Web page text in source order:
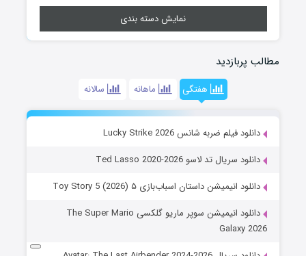
نمایش دسته بندی
مطالب پربازدید
هفتگی ماهانه سالانه
دانلود فیلم ضربه شانس Lucky Strike 2026
دانلود سریال تد لاسو Ted Lasso 2020-2026
دانلود انیمیشن داستان اسباب‌بازی ۵ Toy Story 5 (2026)
دانلود انیمیشن سوپر ماریو گلکسی The Super Mario
Galaxy 2026